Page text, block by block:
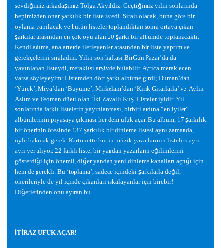
sevdiğimiz arkadaşımız Tolga Akyıldız. Geçtiğimiz yılın sonlarında
hepimizden onarşarkılık bir liste istedi. Sıralı olacak, buna göre bir
oylama yapılacak ve bütün listeler toplandıktan sonra ortaya çıkan
şarkılar arasından en çok oyu alan 20 şarkı bir albümde toplanacaktı.
Kendi adıma, ana arterde ilerleyenler arasından bir liste yaptım ve
gerekçelerini sıraladım. Yılın son haftası BirGün Pazar’da da
yayınlanan listeydi, meraklısı arşivde bulabilir. Ayrıca merak eden
varsa söyleyeyim: Listemden dört şarkı albüme girdi; Duman’dan
‘Yürek’, Miya’dan ‘Büyüme’, Mirkelam’dan ‘Kırık Gitarlarla’ ve Aylin
Aslım ve Teoman düeti olan ‘İki Zavallı Kuş’ Listeler iyidir. Yıl
sonlarında farklı listelerin yayınlanması, birbiri ardına “en iyiler”
albümlerinin piyasaya çıkması her dem ufuk açar. Bu albüm, 17 şarkılık
bir önerinin ötesinde 137 şarkılık bir dinleme listesi aynı zamanda,
öyle bakmak gerek. Kartonette bütün müzik yazarlarının listeleri ayrı
ayrı yer alıyor. 22 farklı liste, bir yandan yazarların eğilimlerini
gösterdiği için önemli, diğer yandan yeni dinleme kanalları açtığı için
hem de gerekli. Bu ‘toplama’, sadece içindeki şarkılarla değil,
önerileriyle de yıl içinde çıkanları ıskalayanlar için birebir!
Diğerlerinden onu ayıran bu.
İTİRAZ UFUK AÇAR!